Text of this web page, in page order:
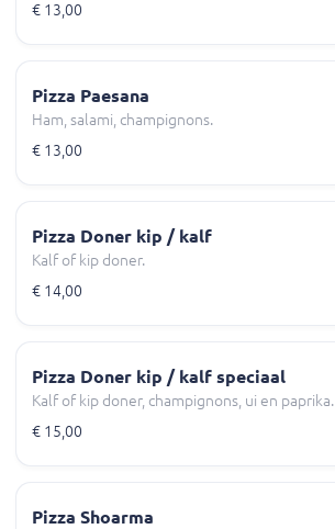
€ 13,00
Pizza Paesana
Ham, salami, champignons.
€ 13,00
Pizza Doner kip / kalf
Kalf of kip doner.
€ 14,00
Pizza Doner kip / kalf speciaal
Kalf of kip doner, champignons, ui en paprika.
€ 15,00
Pizza Shoarma